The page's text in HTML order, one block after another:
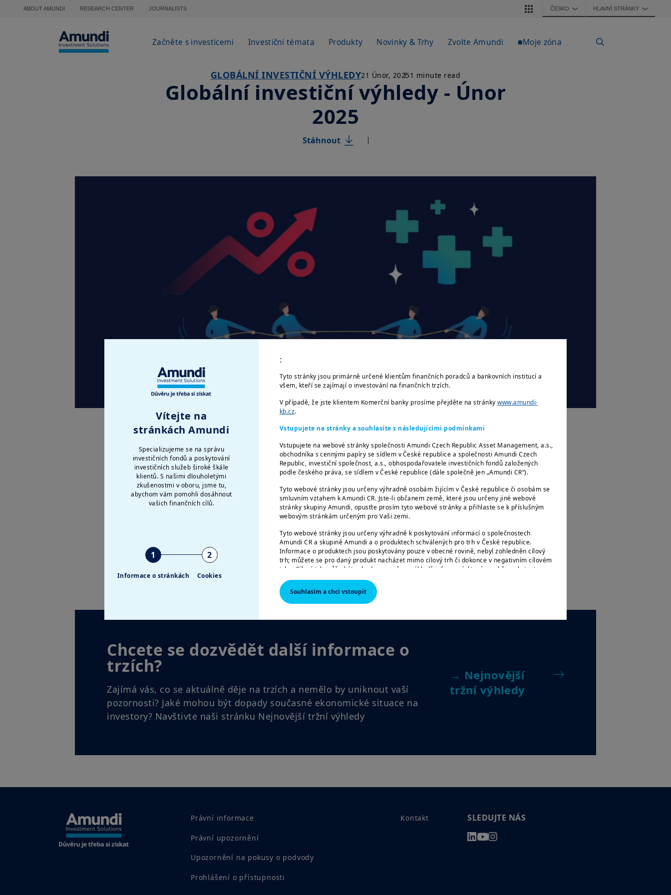
Přejít k hlavnímu obsahu
ABOUT AMUNDI RESEARCH CENTER JOURNALISTS ČESKO ❯ HLAVNÍ STRÁNKY ❯
Začněte s investicemi Investiční témata Produkty Novinky & Trhy Zvolte Amundi ■Moje zóna
Vítejte na
stránkách Amundi
Specializujeme se na správu
investičních fondů a poskytování
investičních služeb široké škále
klientů. S našimi dlouholetými
zkušenostmi v oboru, jsme tu,
abychom vám pomohli dosáhnout
vašich finančních cílů.
1
Informace o stránkách
2
Cookies
:
Tyto stránky jsou primárně určené klientům finančních poradců a bankovních institucí a
všem, kteří se zajímají o investování na finančních trzích.
V případě, že jste klientem Komerční banky prosíme přejděte na stránkywww.amundi-
kb.cz.
Vstupujete na stránky a souhlasíte s následujícími podmínkami
Vstupujete na webové stránky společnosti Amundi Czech Republic Asset Management, a.s.,
obchodníka s cennými papíry se sídlem v České republice a společnosti Amundi Czech
Republic, investiční společnost, a.s., obhospodařovatele investičních fondů založených
podle českého práva, se sídlem v České republice (dále společně jen „Amundi CR“).
Tyto webové stránky jsou určeny výhradně osobám žijícím v České republice či osobám se
smluvním vztahem k Amundi CR. Jste-li občanem země, které jsou určeny jiné webové
stránky skupiny Amundi, opusťte prosím tyto webové stránky a přihlaste se k příslušným
webovým stránkám určeným pro Vaši zemi.
Tyto webové stránky jsou určeny výhradně k poskytování informací o společnostech
Amundi CR a skupině Amundi a o produktech schválených pro trh v České republice.
Informace o produktech jsou poskytovány pouze v obecné rovině, nebyl zohledněn cílový
trh; můžete se pro daný produkt nacházet mimo cílový trh či dokonce v negativním cílovém
trhu. Cílový trh může být vyhodnocen až na základě informací, které o sobě poskytnete
distributorovi daného produktu.
Informace zde uvedené nemusí být úplné, mohou se postupem času měnit a Amundi CR je
může bez upozornění kdykoliv aktualizovat.
AMERICKÉ OSOBY
Spojených států amerických, resp. „americkým osobám“ tak, jak jsou definovány v „nařízení
S“ (Regulation S) Komise pro cenné papíry a burzy podle amerického zákona o cenných
žijící ve Spojených státech amerických a jakékoliv partnerství nebo obchodní společnost
založenou nebo zapsanou podle amerických právních předpisů. Jste-li „americkou osobou“,
nejste oprávněni na tyto webové stránky vstupovat.
Váš přístup k těmto webovým stránkám se řídí platnými českými právními předpisy a
podmínkami přístupu k těmto webovým stránkám, které naleznete v
Souhlasím a chci vstoupit
GLOBÁLNÍ INVESTIČNÍ VÝHLEDY21 Únor, 20251 minute read
Globální investiční výhledy - Únor
2025
Stáhnout
Vážení investoři,
podívejte se na 4 klíčová témata, která podle nás budou hýbat trhy:
1. Zvýšit diverzifikaci v době nejistoty ohledně amerických cel
2. Evropské dluhopisy v centru dění
3. Rozehrajte rotaci akciových trhů
Zobrazit investiční výhled
Chcete se dozvědět další informace o
trzích?
Zajímá vás, co se aktuálně děje na trzích a nemělo by uniknout vaší
pozornosti? Jaké mohou být dopady současné ekonomické situace na
investory? Navštivte naši stránku Nejnovější tržní výhledy
→ Nejnovější
tržní výhledy
Právní informace
Právní upozornění
Upozornění na pokusy o podvody
Prohlášení o přístupnosti
Kontakt SLEDUJTE NÁS